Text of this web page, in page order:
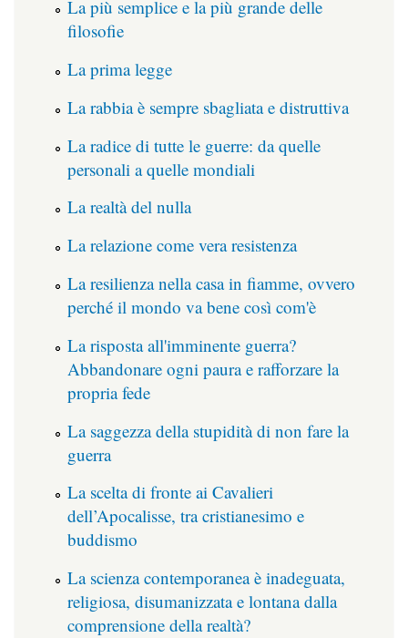
La più semplice e la più grande delle
filosofie
La prima legge
La rabbia è sempre sbagliata e distruttiva
La radice di tutte le guerre: da quelle
personali a quelle mondiali
La realtà del nulla
La relazione come vera resistenza
La resilienza nella casa in fiamme, ovvero
perché il mondo va bene così com'è
La risposta all'imminente guerra?
Abbandonare ogni paura e rafforzare la
propria fede
La saggezza della stupidità di non fare la
guerra
La scelta di fronte ai Cavalieri
dell’Apocalisse, tra cristianesimo e
buddismo
La scienza contemporanea è inadeguata,
religiosa, disumanizzata e lontana dalla
comprensione della realtà?